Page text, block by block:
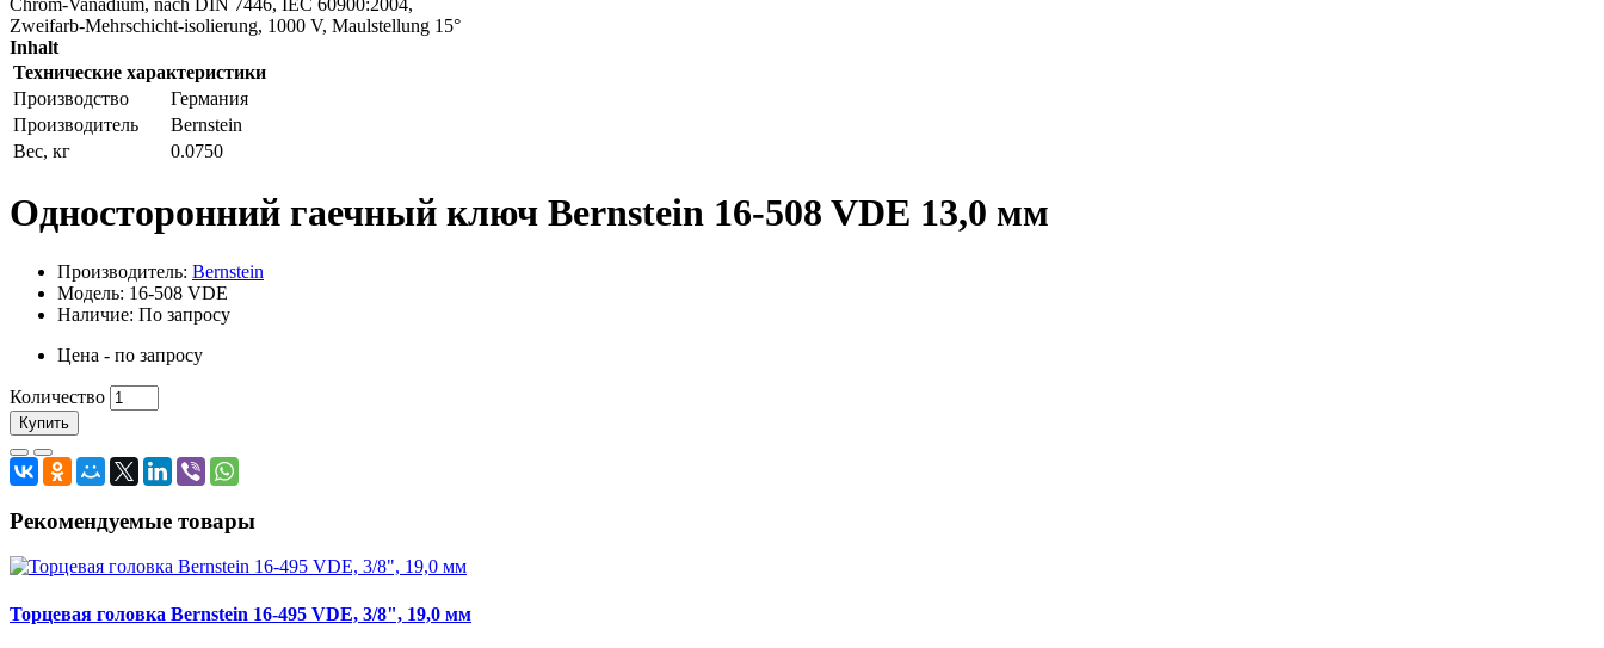
Chrom-Vanadium, nach DIN 7446, IEC 60900:2004,
Zweifarb-Mehrschicht-isolierung, 1000 V, Maulstellung 15°
Inhalt
Технические характеристики
Производство
Германия
Производитель
Bernstein
Вес, кг
0.0750
Односторонний гаечный ключ Bernstein 16-508 VDE 13,0 мм
Производитель: Bernstein
Модель: 16-508 VDE
Наличие: По запросу
Цена - по запросу
Количество
Купить
Рекомендуемые товары
Торцевая головка Bernstein 16-495 VDE, 3/8", 19,0 мм